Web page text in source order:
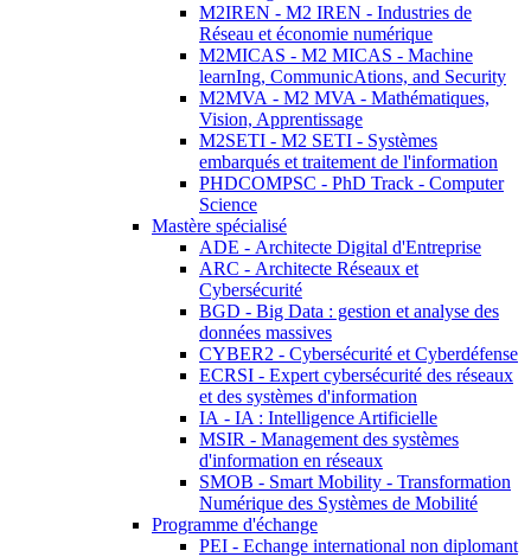
M2IREN - M2 IREN - Industries de
Réseau et économie numérique
M2MICAS - M2 MICAS - Machine
learnIng, CommunicAtions, and Security
M2MVA - M2 MVA - Mathématiques,
Vision, Apprentissage
M2SETI - M2 SETI - Systèmes
embarqués et traitement de l'information
PHDCOMPSC - PhD Track - Computer
Science
Mastère spécialisé
ADE - Architecte Digital d'Entreprise
ARC - Architecte Réseaux et
Cybersécurité
BGD - Big Data : gestion et analyse des
données massives
CYBER2 - Cybersécurité et Cyberdéfense
ECRSI - Expert cybersécurité des réseaux
et des systèmes d'information
IA - IA : Intelligence Artificielle
MSIR - Management des systèmes
d'information en réseaux
SMOB - Smart Mobility - Transformation
Numérique des Systèmes de Mobilité
Programme d'échange
PEI - Echange international non diplomant